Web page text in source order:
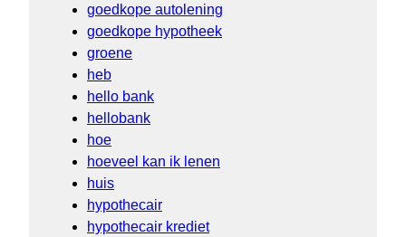
goedkope autolening
goedkope hypotheek
groene
heb
hello bank
hellobank
hoe
hoeveel kan ik lenen
huis
hypothecair
hypothecair krediet